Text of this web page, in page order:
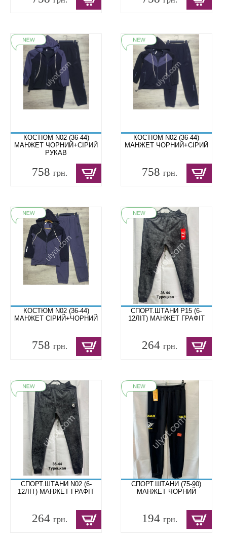
КОСТЮМ N02 (36-44)
МАНЖЕТ ЧОРНИЙ+СІРИЙ
РУКАВ
758 грн.
КОСТЮМ N02 (36-44)
МАНЖЕТ ЧОРНИЙ+СІРИЙ
758грн.
КОСТЮМ N02 (36-44)
МАНЖЕТ СІРИЙ+ЧОРНИЙ
758 грн.
СПОРТ.ШТАНИ P15 (6-
12ЛІТ) МАНЖЕТ ГРАФІТ
264грн.
СПОРТ.ШТАНИ N02 (6-
12ЛІТ) МАНЖЕТ ГРАФІТ
264 грн.
СПОРТ.ШТАНИ (75-90)
МАНЖЕТ ЧОРНИЙ
194грн.